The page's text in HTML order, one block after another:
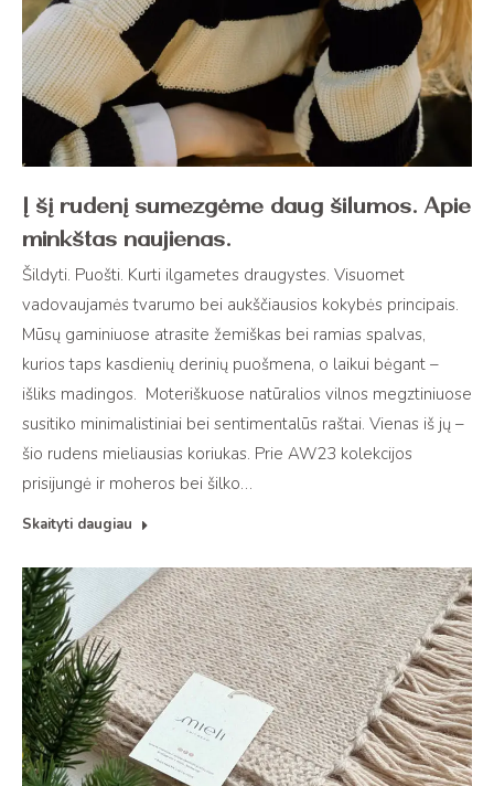
Į šį rudenį sumezgėme daug šilumos. Apie
minkštas naujienas.
Šildyti. Puošti. Kurti ilgametes draugystes. Visuomet
vadovaujamės tvarumo bei aukščiausios kokybės principais.
Mūsų gaminiuose atrasite žemiškas bei ramias spalvas,
kurios taps kasdienių derinių puošmena, o laikui bėgant –
išliks madingos. Moteriškuose natūralios vilnos megztiniuose
susitiko minimalistiniai bei sentimentalūs raštai. Vienas iš jų –
šio rudens mieliausias koriukas. Prie AW23 kolekcijos
prisijungė ir moheros bei šilko…
Skaityti daugiau